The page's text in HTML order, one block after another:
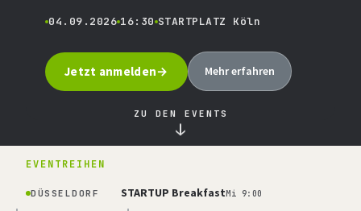
04.09.2026 16:30 STARTPLATZ Köln
Jetzt anmelden Mehr erfahren
ZU DEN EVENTS
↓
EVENTREIHEN
DÜSSELDORF STARTUP BreakfastMi 9:00